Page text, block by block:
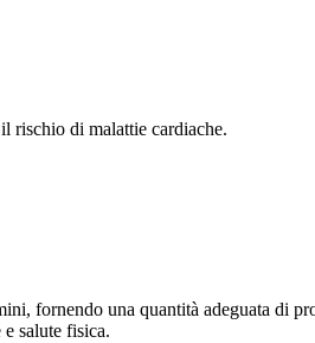
rischio di malattie cardiache.
fornendo una quantità adeguata di
salute fisica.